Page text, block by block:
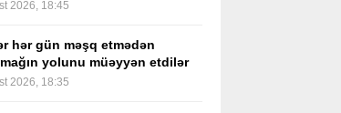
2026, 18:45
hər gün məşq etmədən
yolunu müəyyən etdilər
2026, 18:35